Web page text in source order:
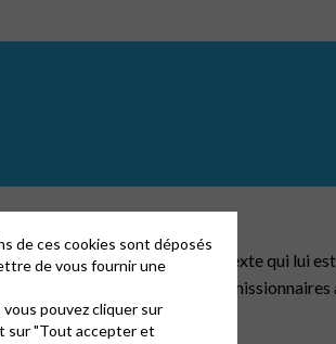
sa vocation dans le contexte qui lui
des projets innovateurs et missionnaires
de ces cookies sont déposés
de vous fournir une
pouvez cliquer sur
sur "Tout accepter et